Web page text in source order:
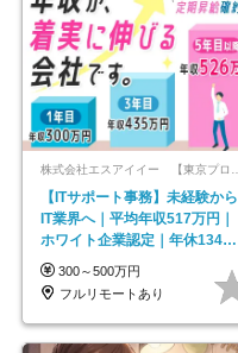
【ITサポート事務】未経験から
IT業界へ｜平均年収517万円｜
ホワイト企業認定｜年休134日
｜リモートOK
300～500万円
フルリモートあり